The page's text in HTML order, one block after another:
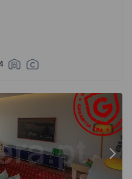
Póvoa de Varzim,